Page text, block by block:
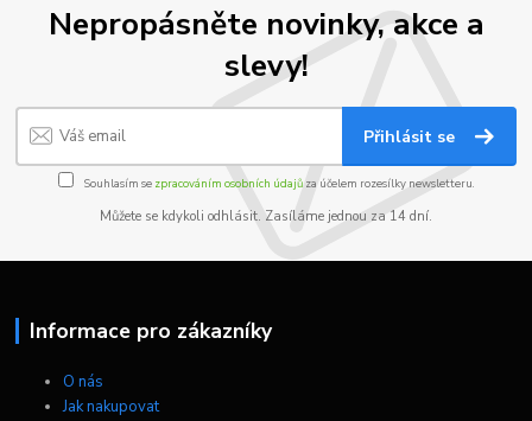
Nepropásněte novinky, akce a
slevy!
Přihlásit se
Souhlasím se zpracováním osobních údajůza účelem rozesílky newsletteru.
Můžete se kdykoli odhlásit. Zasíláme jednou za 14 dní.
Informace pro zákazníky
O nás
Jak nakupovat